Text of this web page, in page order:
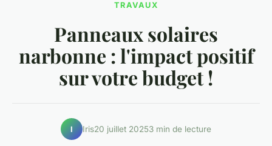
TRAVAUX
Panneaux solaires
narbonne : l'impact positif
sur votre budget !
I Iris20 juillet 20253 min de lecture